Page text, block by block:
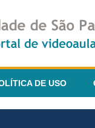
DE USO